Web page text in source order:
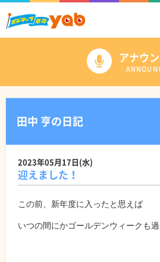
アナウ
田中 亨の日記
2023年05月17日(水)
迎えました！
この前、新年度に入ったと思えば
いつの間にかゴールデンウィークも過